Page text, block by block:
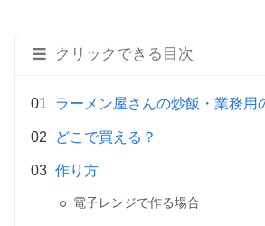
クリックできる目次
ラーメン屋さんの炒飯・業務用
どこで買える？
作り方
電子レンジで作る場合